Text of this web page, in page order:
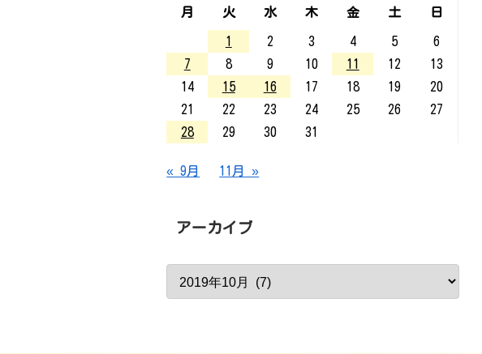
月 火 水 木 金 土 日
1 2 3 4 5
6
7
8 9 10 11 12
13
14
15 16 17 18 19
20
21
22 23 24 25 26
27
28
29 30 31
« 9月 11月 »
アーカイブ